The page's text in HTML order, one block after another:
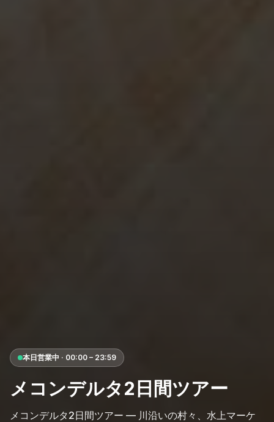
本日営業中 · 00:00 – 23:59
メコンデルタ2日間ツアー
メコンデルタ2日間ツアー — 川沿いの村々、水上マーケ